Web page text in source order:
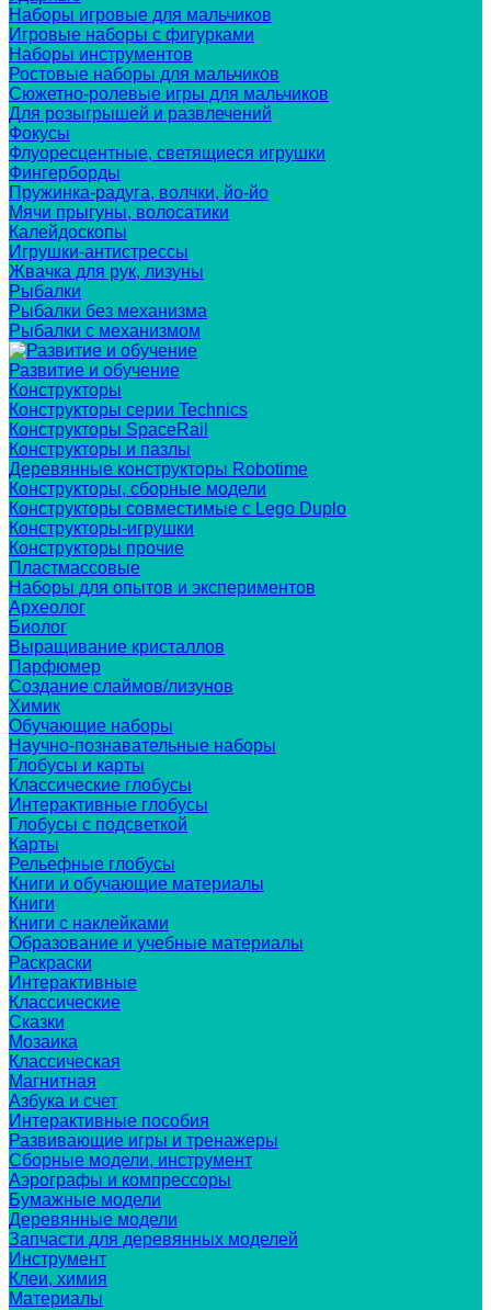
Наборы игровые для мальчиков
Игровые наборы с фигурками
Наборы инструментов
Ростовые наборы для мальчиков
Сюжетно-ролевые игры для мальчиков
Для розыгрышей и развлечений
Фокусы
Флуоресцентные, светящиеся игрушки
Фингерборды
Пружинка-радуга, волчки, йо-йо
Мячи прыгуны, волосатики
Калейдоскопы
Игрушки-антистрессы
Жвачка для рук, лизуны
Рыбалки
Рыбалки без механизма
Рыбалки с механизмом
Развитие и обучение
Конструкторы
Конструкторы серии Technics
Конструкторы SpaceRail
Конструкторы и пазлы
Деревянные конструкторы Robotime
Конструкторы, сборные модели
Конструкторы совместимые с Lego Duplo
Конструкторы-игрушки
Конструкторы прочие
Пластмассовые
Наборы для опытов и экспериментов
Археолог
Биолог
Выращивание кристаллов
Парфюмер
Создание слаймов/лизунов
Химик
Обучающие наборы
Научно-познавательные наборы
Глобусы и карты
Классические глобусы
Интерактивные глобусы
Глобусы с подсветкой
Карты
Рельефные глобусы
Книги и обучающие материалы
Книги
Книги с наклейками
Образование и учебные материалы
Раскраски
Интерактивные
Классические
Сказки
Мозаика
Классическая
Магнитная
Азбука и счет
Интерактивные пособия
Развивающие игры и тренажеры
Сборные модели, инструмент
Аэрографы и компрессоры
Бумажные модели
Деревянные модели
Запчасти для деревянных моделей
Инструмент
Клеи, химия
Материалы